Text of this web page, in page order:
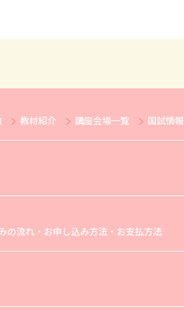
教材紹介 講座会場一覧 国試情報
の流れ・お申し込み方法・お支払方法